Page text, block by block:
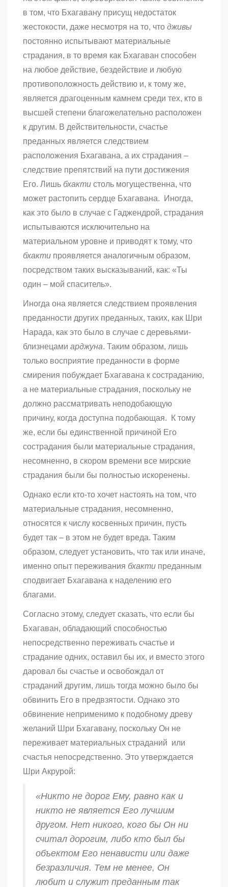
в том, что Бхагавану присущ недостаток
жестокости, даже несмотря на то, что дживы
постоянно испытывают материальные
страдания, в то время как Бхагаван способен
на любое действие, бездействие и любую
противоположность действию и, к тому же,
является драгоценным камнем среди тех, кто в
высшей степени благожелательно расположен
к другим. В действительности, счастье
преданных является следствием
расположения Бхагавана, а их страдания –
следствие препятствий на пути достижения
Его. Лишь бхакти столь могущественна, что
может растопить сердце Бхагавана. Иногда,
как это было в случае с Гаджендрой, страдания
испытываются исключительно на
материальном уровне и приводят к тому, что
бхакти проявляется аналогичным образом,
посредством таких высказываний, как: «Ты
один – мой спаситель».
Иногда она является следствием проявления
преданности других преданных, таких, как Шри
Нарада, как это было в случае с деревьями-
близнецами арджуна. Таким образом, лишь
только восприятие преданности в форме
смирения побуждает Бхагавана к состраданию,
а не материальные страдания, поскольку не
должно рассматривать неподобающую
причину, когда доступна подобающая.
К тому
же, если бы единственной причиной Его
сострадания были материальные страдания,
несомненно, в скором времени все мирские
страдания были бы полностью искоренены.
Однако если кто-то хочет настоять на том, что
материальные страдания, несомненно,
относятся к числу косвенных причин, пусть
будет так – в этом не будет вреда. Таким
образом, следует установить, что так или иначе,
именно опыт переживания бхакти преданным
сподвигает Бхагавана к наделению его
благами.
Согласно этому, следует сказать, что если бы
Бхагаван, обладающий способностью
непосредственно переживать счастье и
страдание одних, оставил бы их, и вместо этого
даровал бы счастье и освобождал от
страданий другим, лишь тогда можно было бы
обвинить Его в предвзятости. Однако это
обвинение неприменимо к подобному древу
желаний Шри Бхагавану, поскольку Он не
переживает материальных страданий или
счастья непосредственно. Это утверждается
Шри Акрурой:
«Никто не дорог Ему, равно как и
никто не является Его лучшим
другом. Нет никого, кого бы Он ни
считал дорогим, либо кто был бы
объектом Его ненависти или даже
безразличия. Тем не менее, Он
любит и служит преданным так